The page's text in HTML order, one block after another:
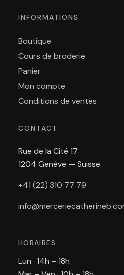
INFORMATIONS
Boutique
Cours de broderie
Panier
Mon compte
Conditions de ventes
CONTACT
Rue de la Cité 17
1204 Genève — Suisse
+41 (22) 310 77 79
HORAIRES
Lun · 14h – 18h